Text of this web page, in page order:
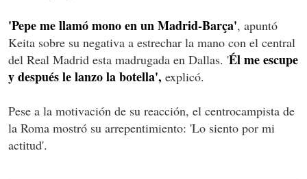
'Pepe me llamó mono en un Madrid-Barça', apuntó
Keita sobre su negativa a estrechar la mano con el central
del Real Madrid esta madrugada en Dallas. 'Él me escupe
y después le lanzo la botella', explicó.
Pese a la motivación de su reacción, el centrocampista de
la Roma mostró su arrepentimiento: 'Lo siento por mi
actitud'.